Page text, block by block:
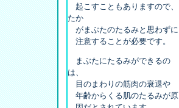
起こすこともありますので、
たか
がまぶたのたるみと思わずに
注意することが必要です。
まぶたにたるみができるの
は、
目のまわりの筋肉の衰退や
年齢からくる肌のたるみが原